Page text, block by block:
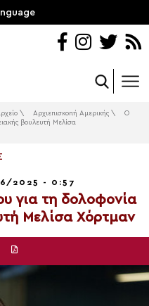
\ Αρχιεπισκοπή Αμερικής \
Ο
βουλευτή Μελίσα
2025 - 0:57
για τη δολοφονία
Μελίσα Χόρτμαν